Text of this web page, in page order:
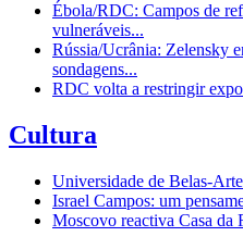
Ébola/RDC: Campos de
vulneráveis...
Rússia/Ucrânia: Zelensky
sondagens...
RDC volta a restringir
Cultura
Universidade de Belas-
Israel Campos: um
Moscovo reactiva Casa da